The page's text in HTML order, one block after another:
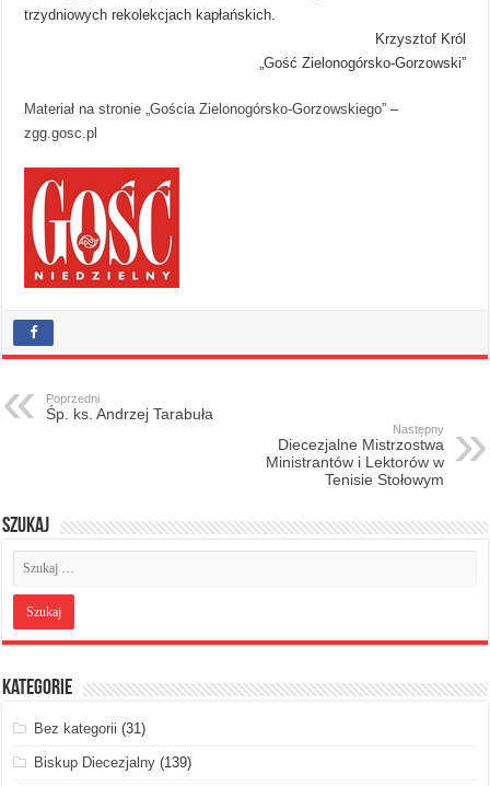
trzydniowych rekolekcjach kapłańskich.
Krzysztof Król
„Gość Zielonogórsko-Gorzowski”
Materiał na stronie „Gościa Zielonogórsko-Gorzowskiego” –
zgg.gosc.pl
Poprzedni
Śp. ks. Andrzej Tarabuła
Następny
Diecezjalne Mistrzostwa
Ministrantów i Lektorów w
Tenisie Stołowym
Szukaj
Kategorie
Bez kategorii (31)
Biskup Diecezjalny (139)